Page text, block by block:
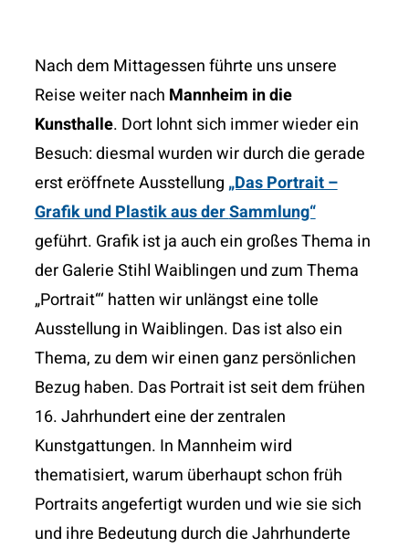
Nach dem Mittagessen führte uns unsere
Reiseweiter nach Mannheim in die
Kunsthalle. Dort lohntsich immer wieder ein
Besuch: diesmal wurden wirdurch die gerade
erst eröffnete Ausstellung„Das Portrait –
Grafik und Plastik aus derSammlung“
geführt. Grafik ist ja auch ein großes Thema in
der GalerieStihl Waiblingen und zum Thema
„Portrait“‘ hattenwir unlängst eine tolle
Ausstellung in Waiblingen. Das ist also ein
Thema, zu dem wir einen ganzpersönlichen
Bezug haben. Das Portrait ist seit dem frühen
16. Jahrhundert eineder zentralen
Kunstgattungen. In Mannheim wird
thematisiert, warum überhauptschon früh
Portraits angefertigt wurden und wie sie sich
und ihre Bedeutung durch die Jahrhunderte